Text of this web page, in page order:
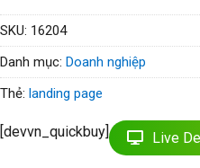
là:
tại
700.000₫.
SKU: 16204
Danh mục: Doanh nghiệp
Thẻ: landing page
[devvn_quickbuy] Live